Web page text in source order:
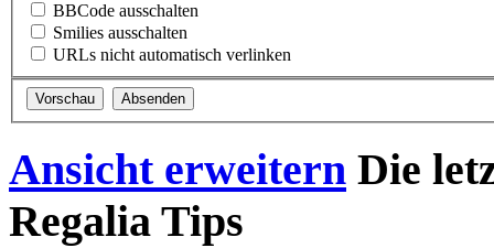
BBCode ausschalten
Smilies ausschalten
URLs nicht automatisch verlinken
Ansicht erweitern Die
Regalia Tips